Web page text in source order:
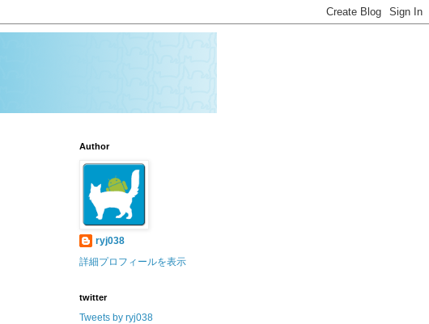
Author
ryj038
詳細プロフィールを表示
twitter
Tweets by ryj038